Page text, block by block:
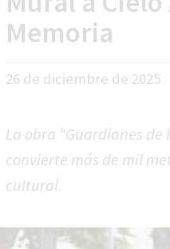
TwitterFacebookInstagram
Linked
Memoria
26 de diciembre de 2025
La obra “Guardianes
convierte más de mil
cultural.